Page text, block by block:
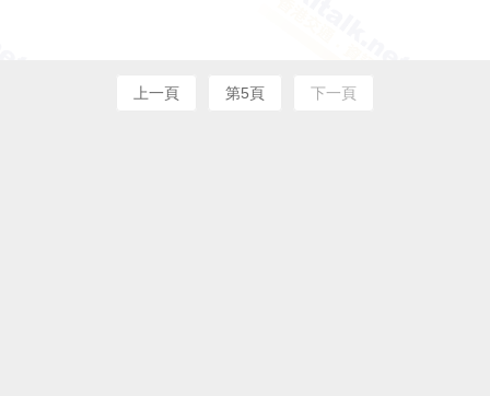
上一頁 第5頁 下一頁